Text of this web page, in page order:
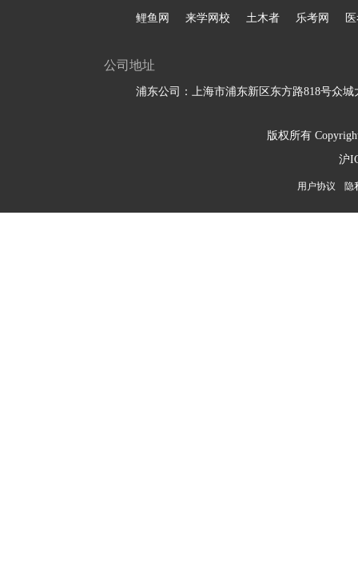
鲤鱼网 来学网校 土木者 乐考网
公司地址
浦东公司：上海市浦东新区东方路818号众城
版权所有
沪
用户协议 隐